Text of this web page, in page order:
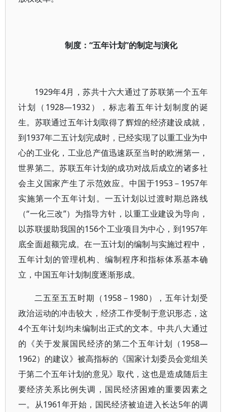
制度：“五年计划”的制定与演化
1929年4月，苏共十六大通过了苏联第一个五年
计划（1928—1932），标志着五年计划制度的诞
生。苏联通过五年计划取得了辉煌的经济建设成就，
到1937年二五计划完成时，已经实现了以重工业为中
心的工业化，工业总产值迅速跃至当时的欧洲第一，
世界第二。苏联五年计划的成功对战后成立的诸多社
会主义国家产生了示范效应。中国于1953－1957年
实施第一个五年计划。一五计划以过渡时期总路线
（“一化三改”）为指导方针，以重工业建设为导向，
以苏联援助我国的156个工业项目为中心，到1957年
底全面超额完成。在一五计划的编制与实施过程中，
五年计划的管理机构、编制程序和指标体系基本确
立，中国五年计划制度逐渐形成。
二五至五五时期（1958－1980），五年计划受
政治运动的冲击较大，经济工作受制于意识形态，这
4个五年计划均未编制出正式的文本。中共八大通过
的《关于发展国民经济的第二个五年计划（1958—
1962）的建议》被高指标的《国家计划委员会党组关
于第二个五年计划的意见》取代，这也是造成随后主
要经济关系比例失调，国民经济困难的重要因素之
一。从1961年开始，国民经济被迫进入长达5年的调